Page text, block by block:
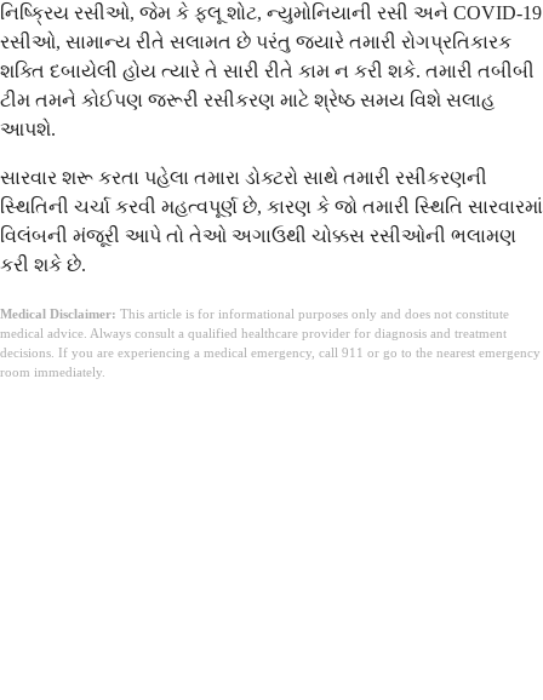
નિષ્ક્રિય રસીઓ, જેમ કે ફ્લૂ શોટ, ન્યુમોનિયાની રસી અને COVID-19
રસીઓ, સામાન્ય રીતે સલામત છે પરંતુ જ્યારે તમારી રોગપ્રતિકારક
શક્તિ દબાયેલી હોય ત્યારે તે સારી રીતે કામ ન કરી શકે. તમારી તબીબી
ટીમ તમને કોઈપણ જરૂરી રસીકરણ માટે શ્રેષ્ઠ સમય વિશે સલાહ
આપશે.
સારવાર શરૂ કરતા પહેલા તમારા ડોક્ટરો સાથે તમારી રસીકરણની
સ્થિતિની ચર્ચા કરવી મહત્વપૂર્ણ છે, કારણ કે જો તમારી સ્થિતિ સારવારમાં
વિલંબની મંજૂરી આપે તો તેઓ અગાઉથી ચોક્કસ રસીઓની ભલામણ
કરી શકે છે.
Medical Disclaimer: This article is for informational purposes only and does not constitute
medical advice. Always consult a qualified healthcare provider for diagnosis and treatment
decisions. If you are experiencing a medical emergency, call 911 or go to the nearest emergency
room immediately.